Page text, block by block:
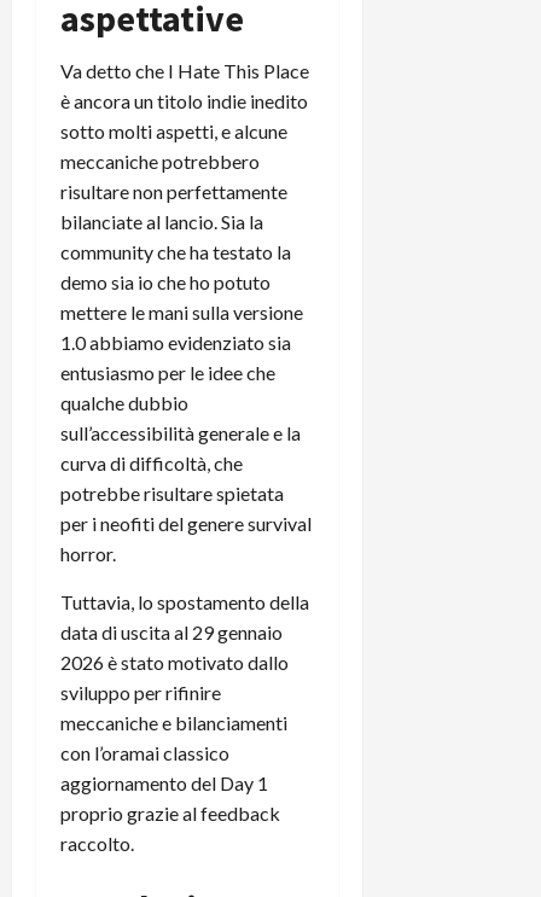
aspettative
Va detto che I Hate This Place
è ancora un titolo indie inedito
sotto molti aspetti, e alcune
meccaniche potrebbero
risultare non perfettamente
bilanciate al lancio. Sia la
community che ha testato la
demo sia io che ho potuto
mettere le mani sulla versione
1.0 abbiamo evidenziato sia
entusiasmo per le idee che
qualche dubbio
sull’accessibilità generale e la
curva di difficoltà, che
potrebbe risultare spietata
per i neofiti del genere survival
horror.
Tuttavia, lo spostamento della
data di uscita al 29 gennaio
2026 è stato motivato dallo
sviluppo per rifinire
meccaniche e bilanciamenti
con l’oramai classico
aggiornamento del Day 1
proprio grazie al feedback
raccolto.